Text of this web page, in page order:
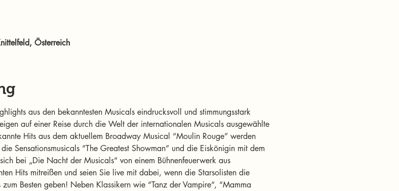
Österreich
aus den bekanntesten Musicals eindrucksvoll und stimmungsstark
auf einer Reise durch die Welt der internationalen Musicals ausgewählte
Hits aus dem aktuellem Broadway Musical “Moulin Rouge” werden
Sensationsmusicals “The Greatest Showman” und die Eiskönigin mit dem
bei „Die Nacht der Musicals“ von einem Bühnenfeuerwerk aus
Hits mitreißen und seien Sie live mit dabei, wenn die Starsolisten die
Besten geben! Neben Klassikern wie “Tanz der Vampire“, “Mamma